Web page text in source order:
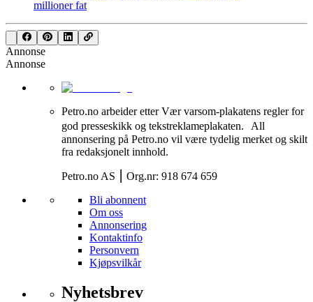
millioner fat
Annonse
Annonse
Petro.no arbeider etter Vær varsom-plakatens regler for
god presseskikk og tekstreklameplakaten. All
annonsering på Petro.no vil være tydelig merket og skilt
fra redaksjonelt innhold.
Petro.no AS ⎮ Org.nr: 918 674 659
Bli abonnent
Om oss
Annonsering
Kontaktinfo
Personvern
Kjøpsvilkår
Nyhetsbrev